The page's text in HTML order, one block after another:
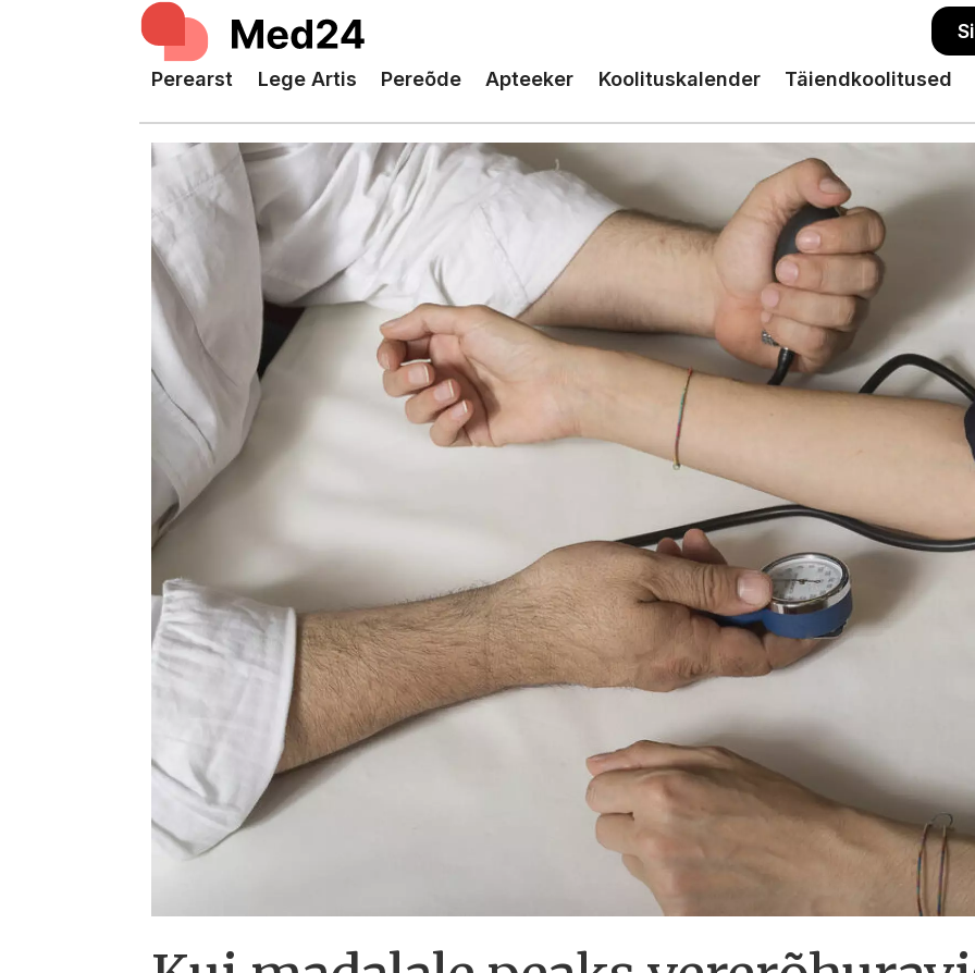
Perearst Lege Artis Pereõde Apteeker Koolituskalender Täiendkoolitused